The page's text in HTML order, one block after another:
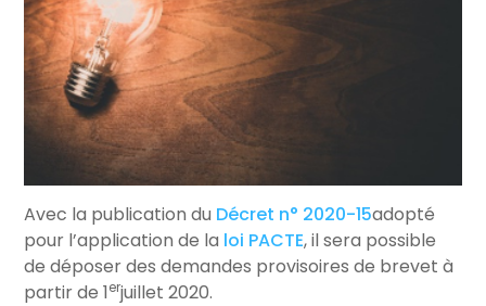
Avec la publication du Décret n° 2020-15adopté
pour l’application de la loi PACTE, il sera possible
de déposer des demandes provisoires de brevet à
partir de 1erjuillet 2020.